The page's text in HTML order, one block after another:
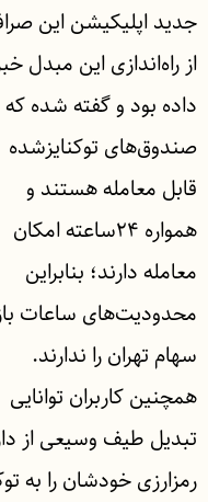
جدید اپلیکیشن این
از راه‌اندازی این مبدل
داده بود و گفته شده که
صندوق‌های توکنایز‌شده
قابل معامله هستند و
همواره ۲۴ساعته امکان
معامله دارند؛ بنابراین
محدودیت‌های ساعات
سهام تهران را ندارند.
همچنین کاربران توانایی
تبدیل طیف وسیعی از
رمزارزی خودشان را به